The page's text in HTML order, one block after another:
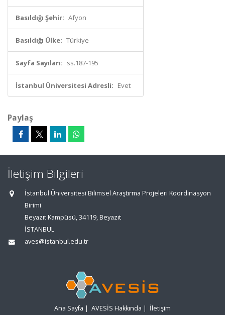
Basıldığı Şehir: Afyon
Basıldığı Ülke: Türkiye
Sayfa Sayıları: ss.187-195
İstanbul Üniversitesi Adresli: Evet
Paylaş
İletişim Bilgileri
İstanbul Üniversitesi Bilimsel Araştırma Projeleri Koordinasyon
Birimi
Beyazıt Kampüsü, 34119, Beyazıt
İSTANBUL
aves@istanbul.edu.tr
Ana Sayfa | AVESİS Hakkında | İletişim